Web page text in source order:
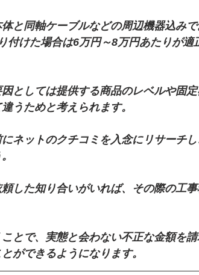
軸ケーブルなどの周辺機器込みで
付けた場合は6万円～8万円あたりが適
ては提供する商品のレベルや固定
うためと考えられます。
トのクチコミを入念にリサーチし
知り合いがいれば、その際の工事
、実態と会わない不正な金額を請
ができるようになります。